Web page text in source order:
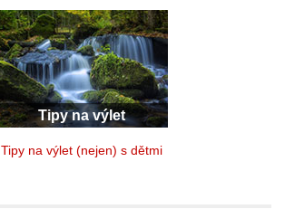
Tipy na výlet
Tipy na výlet (nejen) s dětmi